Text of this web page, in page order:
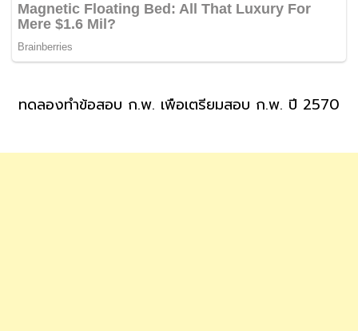
ทดลองทำข้อสอบ ก.พ. เพื่อเตรียมสอบ ก.พ. ปี 2570